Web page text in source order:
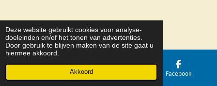
Deze website gebruikt cookies voor analyse-
doeleinden en/of het tonen van advertenties.
Door gebruik te blijven maken van de site gaat u
hiermee akkoord.
Akkoord
© 2026 Belize Holding b.v.
Facebook